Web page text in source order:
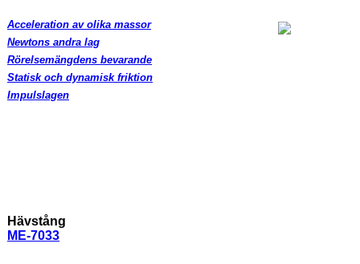
Acceleration av olika massor
Newtons andra lag
Rörelsemängdens bevarande
Statisk och dynamisk friktion
Impulslagen
Hävstång
ME-7033